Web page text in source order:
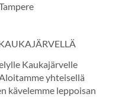
Kaukajärvelle
yhteisellä
kävelemme leppoisan